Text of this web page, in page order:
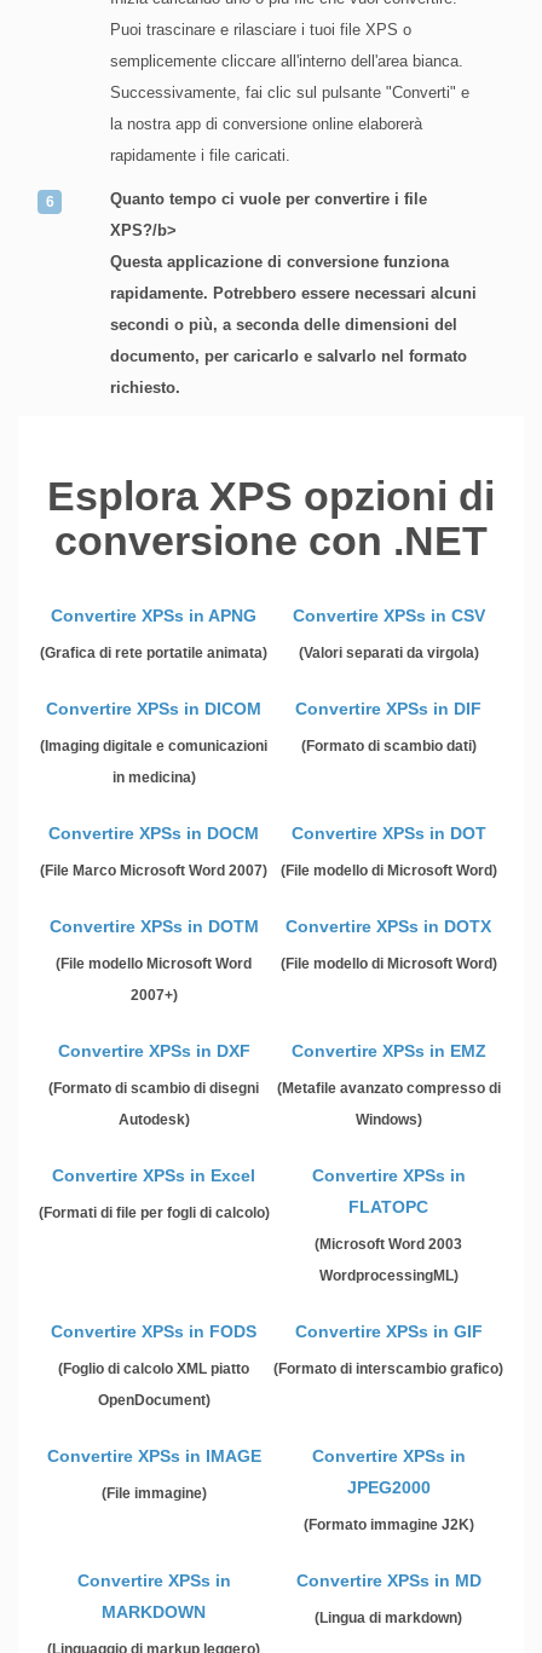
Puoi trascinare e rilasciare i tuoi file XPS o
semplicemente cliccare all'interno dell'area bianca.
Successivamente, fai clic sul pulsante "Converti" e
la nostra app di conversione online elaborerà
rapidamente i file caricati.
Quanto tempo ci vuole per convertire i file
XPS?/b>
Questa applicazione di conversione funziona
rapidamente. Potrebbero essere necessari alcuni
secondi o più, a seconda delle dimensioni del
documento, per caricarlo e salvarlo nel formato
richiesto.
Esplora XPS opzioni di
conversione con .NET
Convertire XPSs in APNG
(Grafica di rete portatile animata)
Convertire XPSs in CSV
(Valori separati da virgola)
Convertire XPSs in DICOM
(Imaging digitale e comunicazioni
in medicina)
Convertire XPSs in DIF
(Formato di scambio dati)
Convertire XPSs in DOCM
(File Marco Microsoft Word 2007)
Convertire XPSs in DOT
(File modello di Microsoft Word)
Convertire XPSs in DOTM
(File modello Microsoft Word
2007+)
Convertire XPSs in DOTX
(File modello di Microsoft Word)
Convertire XPSs in DXF
(Formato di scambio di disegni
Autodesk)
Convertire XPSs in EMZ
(Metafile avanzato compresso di
Windows)
Convertire XPSs in Excel
(Formati di file per fogli di calcolo)
Convertire XPSs in
FLATOPC
(Microsoft Word 2003
WordprocessingML)
Convertire XPSs in FODS
(Foglio di calcolo XML piatto
OpenDocument)
Convertire XPSs in GIF
(Formato di interscambio grafico)
Convertire XPSs in IMAGE
(File immagine)
Convertire XPSs in
JPEG2000
(Formato immagine J2K)
Convertire XPSs in
MARKDOWN
(Linguaggio di markup leggero)
Convertire XPSs in MD
(Lingua di markdown)